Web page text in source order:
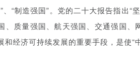
、“制造强国”。党的二十大报告指出
、质量强国、航天强国、交通强国
和经济可持续发展的重要手段，是使“